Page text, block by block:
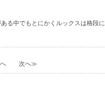
る中でもとにかくルックスは格段
次へ≫